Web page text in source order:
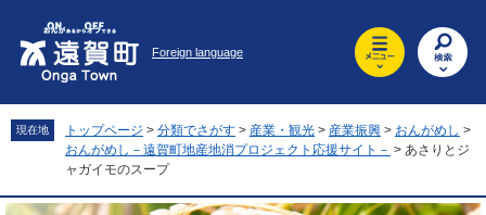
先
頭
。
を
飛
て
Foreign language
現在地 トップページ > 分類でさがす > 産業・観光 > 産業振興 > おんがめし >
おんがめし－遠賀町地産地消プロジェクト応援サイト－ > あさりとジ
ャガイモのスープ